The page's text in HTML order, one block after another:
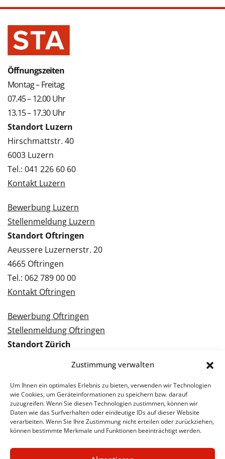
Zustimmung verwalten
Um Ihnen ein optimales Erlebnis zu bieten, verwenden wir Technologien
wie Cookies, um Geräteinformationen zu speichern bzw. darauf
zuzugreifen. Wenn Sie diesen Technologien zustimmen, können wir
Daten wie das Surfverhalten oder eindeutige IDs auf dieser Website
verarbeiten. Wenn Sie Ihre Zustimmung nicht erteilen oder zurückziehen,
können bestimmte Merkmale und Funktionen beeinträchtigt werden.
Öffnungszeiten
Montag – Freitag
07.45 – 12.00 Uhr
13.15 – 17.30 Uhr
Standort Luzern
Hirschmattstr. 40
6003 Luzern
Tel.: 041 226 60 60
Kontakt Luzern
Bewerbung Luzern
Stellenmeldung Luzern
Standort Oftringen
Aeussere Luzernerstr. 20
4665 Oftringen
Tel.: 062 789 00 00
Kontakt Oftringen
Bewerbung Oftringen
Stellenmeldung Oftringen
Standort Zürich
Tel.: 043 288 38 88
Kontakt Zürich
Bewerbung Zürich